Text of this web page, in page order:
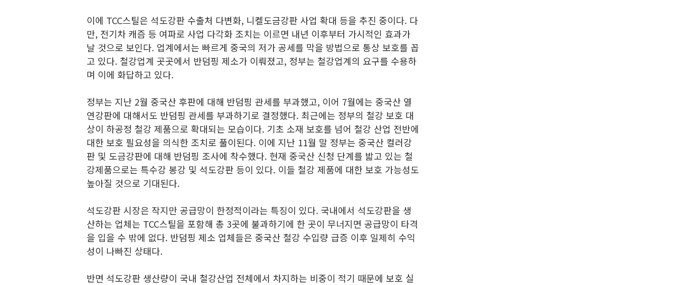
이에 TCC스틸은 석도강판 수출처 다변화, 니켈도금강판 사업 확대 등을 추진 중이다. 다
만, 전기차 캐즘 등 여파로 사업 다각화 조치는 이르면 내년 이후부터 가시적인 효과가
날 것으로 보인다. 업계에서는 빠르게 중국의 저가 공세를 막을 방법으로 통상 보호를 꼽
고 있다. 철강업계 곳곳에서 반덤핑 제소가 이뤄졌고, 정부는 철강업계의 요구를 수용하
며 이에 화답하고 있다.
정부는 지난 2월 중국산 후판에 대해 반덤핑 관세를 부과했고, 이어 7월에는 중국산 열
연강판에 대해서도 반덤핑 관세를 부과하기로 결정했다. 최근에는 정부의 철강 보호 대
상이 하공정 철강 제품으로 확대되는 모습이다. 기초 소재 보호를 넘어 철강 산업 전반에
대한 보호 필요성을 의식한 조치로 풀이된다. 이에 지난 11월 말 정부는 중국산 컬러강
판 및 도금강판에 대해 반덤핑 조사에 착수했다. 현재 중국산 신청 단계를 밟고 있는 철
강제품으로는 특수강 봉강 및 석도강판 등이 있다. 이들 철강 제품에 대한 보호 가능성도
높아질 것으로 기대된다.
석도강판 시장은 작지만 공급망이 한정적이라는 특징이 있다. 국내에서 석도강판을 생
산하는 업체는 TCC스틸을 포함해 총 3곳에 불과하기에 한 곳이 무너지면 공급망이 타격
을 입을 수 밖에 없다. 반덤핑 제소 업체들은 중국산 철강 수입량 급증 이후 일제히 수익
성이 나빠진 상태다.
반면 석도강판 생산량이 국내 철강산업 전체에서 차지하는 비중이 적기 때문에 보호 실